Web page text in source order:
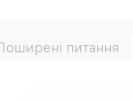
питання